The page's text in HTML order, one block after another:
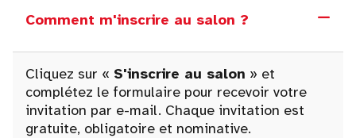
Comment m'inscrire au salon ?
Cliquez sur « S'inscrire au salon » et
complétez le formulaire pour recevoir votre
invitation par e-mail. Chaque invitation est
gratuite, obligatoire et nominative.